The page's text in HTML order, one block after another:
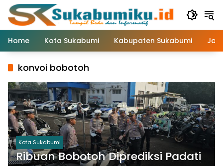
Langsung
konten
Home
Kota Sukabumi Kabupaten Sukabumi
konvoi bobotoh
Kota Sukabumi
Ribuan Bobotoh Diprediksi Padati